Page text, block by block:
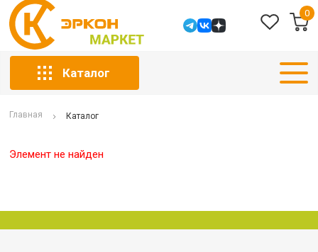
0
Каталог
Главная Каталог
Элемент не найден